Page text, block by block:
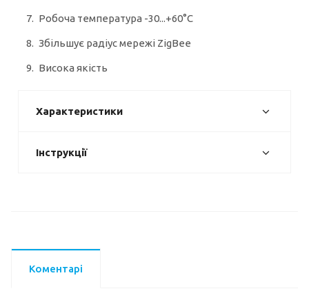
Робоча температура -30...+60°C
Збільшує радіус мережі ZigBee
Висока якість
Характеристики
Інструкції
Коментарі